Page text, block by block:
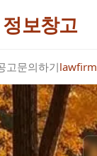
보창고
고문의하기lawfirm